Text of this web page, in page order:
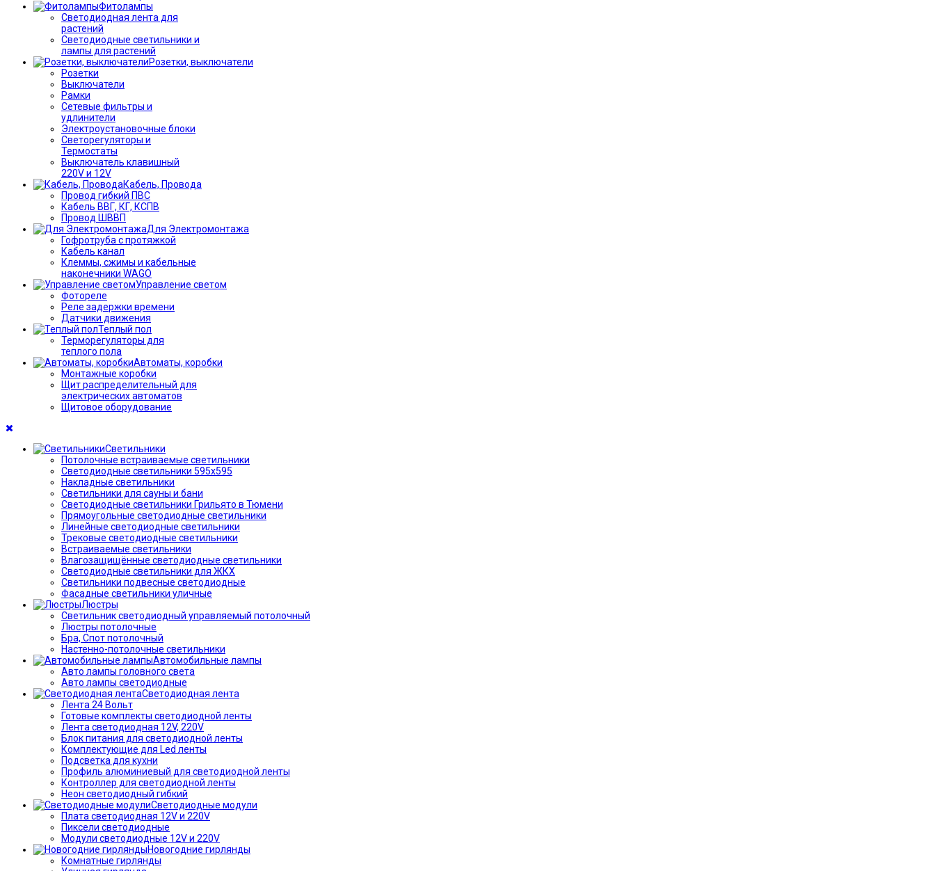
Фитолампы
Светодиодная лента для
растений
Светодиодные светильники и
лампы для растений
Розетки, выключатели
Розетки
Выключатели
Рамки
Сетевые фильтры и
удлинители
Электроустановочные блоки
Светорегуляторы и
Термостаты
Выключатель клавишный
220V и 12V
Кабель, Провода
Провод гибкий ПВС
Кабель ВВГ, КГ, КСПВ
Провод ШВВП
Для Электромонтажа
Гофротруба с протяжкой
Кабель канал
Клеммы, сжимы и кабельные
наконечники WAGO
Управление светом
Фотореле
Реле задержки времени
Датчики движения
Теплый пол
Терморегуляторы для
теплого пола
Автоматы, коробки
Монтажные коробки
Щит распределительный для
электрических автоматов
Щитовое оборудование
Светильники
Потолочные встраиваемые светильники
Светодиодные светильники 595х595
Накладные светильники
Светильники для сауны и бани
Светодиодные светильники Грильято в Тюмени
Прямоугольные светодиодные светильники
Линейные светодиодные светильники
Трековые светодиодные светильники
Встраиваемые светильники
Влагозащищённые светодиодные светильники
Светодиодные светильники для ЖКХ
Светильники подвесные светодиодные
Фасадные светильники уличные
Люстры
Светильник светодиодный управляемый потолочный
Люстры потолочные
Бра, Спот потолочный
Настенно-потолочные светильники
Автомобильные лампы
Авто лампы головного света
Авто лампы светодиодные
Светодиодная лента
Лента 24 Вольт
Готовые комплекты светодиодной ленты
Лента светодиодная 12V, 220V
Блок питания для светодиодной ленты
Комплектующие для Led ленты
Подсветка для кухни
Профиль алюминиевый для светодиодной ленты
Контроллер для светодиодной ленты
Неон светодиодный гибкий
Светодиодные модули
Плата светодиодная 12V и 220V
Пиксели светодиодные
Модули светодиодные 12V и 220V
Новогодние гирлянды
Комнатные гирлянды